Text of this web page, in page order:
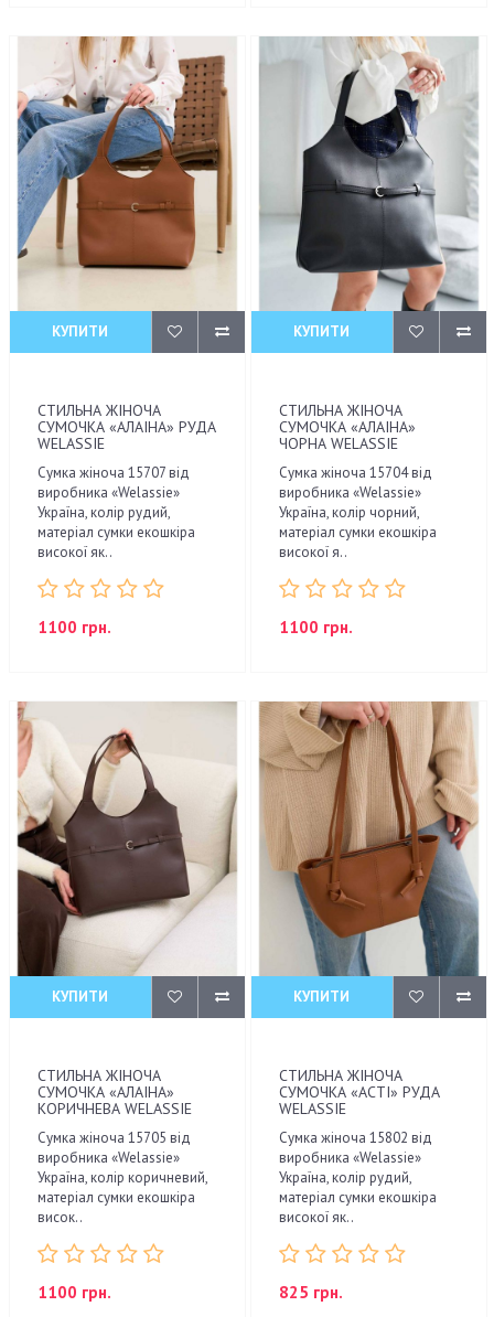
КУПИТИ
СТИЛЬНА ЖІНОЧА
СУМОЧКА «АЛАІНА» РУДА
WELASSIE
Сумка жіноча 15707 від
виробника «Welassie»
Україна, колір рудий,
матеріал сумки екошкіра
високої як..
1100 грн.
КУПИТИ
СТИЛЬНА ЖІНОЧА
СУМОЧКА «АЛАІНА»
ЧОРНА WELASSIE
Сумка жіноча 15704 від
виробника «Welassie»
Україна, колір чорний,
матеріал сумки екошкіра
високої я..
1100 грн.
КУПИТИ
СТИЛЬНА ЖІНОЧА
СУМОЧКА «АЛАІНА»
КОРИЧНЕВА WELASSIE
Сумка жіноча 15705 від
виробника «Welassie»
Україна, колір коричневий,
матеріал сумки екошкіра
висок..
1100 грн.
КУПИТИ
СТИЛЬНА ЖІНОЧА
СУМОЧКА «АСТІ» РУДА
WELASSIE
Сумка жіноча 15802 від
виробника «Welassie»
Україна, колір рудий,
матеріал сумки екошкіра
високої як..
825 грн.